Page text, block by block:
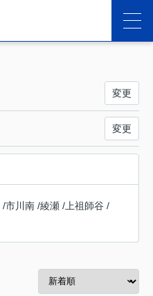
変更
変更
/市川南 /綾瀬 / 上祖師谷 /